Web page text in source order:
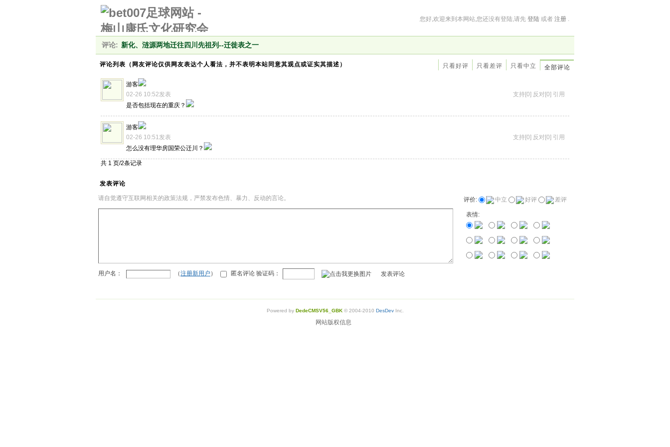
您好,欢迎来到本网站,您还没有登陆,请先 登陆 或者 注册 .
评论: 新化、涟源两地迁往四川先祖列--迁徙表之一
评论列表（网友评论仅供网友表达个人看法，并不表明本站同意其观点或证实其描述） 只看好评 只看差评 只看中立 全部评论
游客
支持[0] 反对[0] 引用
02-26 10:52发表
是否包括现在的重庆？
游客
支持[0] 反对[0] 引用
02-26 10:51发表
怎么没有理华房国荣公迁川？
共 1 页/2条记录
发表评论
请自觉遵守互联网相关的政策法规，严禁发布色情、暴力、反动的言论。 评价: 中立 好评 差评
表情:
用户名： （注册新用户 ） 匿名评论 验证码： 发表评论
Powered by DedeCMSV56_GBK© 2004-2010 DesDevInc.
网站版权信息